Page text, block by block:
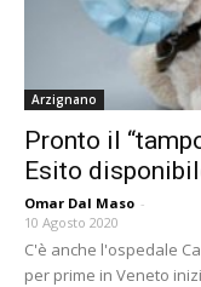
Arzignano
Pronto il
Esito
Omar Dal Maso -
10 Agosto 2020
C'è anche l'ospedale
per prime in Veneto